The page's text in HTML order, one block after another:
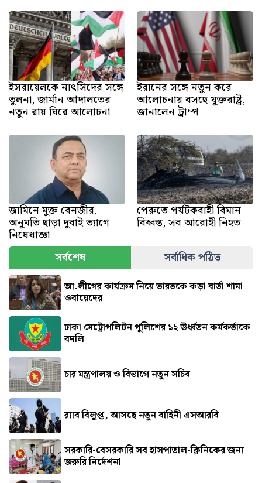
ইসরায়েলকে নাৎসিদের সঙ্গে
তুলনা, জার্মান আদালতের
নতুন রায় ঘিরে আলোচনা
ইরানের সঙ্গে নতুন করে
আলোচনায় বসছে যুক্তরাষ্ট্র,
জানালেন ট্রাম্প
জামিনে মুক্ত বেনজীর,
অনুমতি ছাড়া দুবাই ত্যাগে
নিষেধাজ্ঞা
পেরুতে পর্যটকবাহী বিমান
বিধ্বস্ত, সব আরোহী নিহত
সর্বশেষ সর্বাধিক পঠিত
আ.লীগের কার্যক্রম নিয়ে ভারতকে কড়া বার্তা শামা
ওবায়েদের
ঢাকা মেট্রোপলিটন পুলিশের ১২ ঊর্ধ্বতন কর্মকর্তাকে
বদলি
চার মন্ত্রণালয় ও বিভাগে নতুন সচিব
র‍্যাব বিলুপ্ত, আসছে নতুন বাহিনী এসআরবি
সরকারি-বেসরকারি সব হাসপাতাল-ক্লিনিকের জন্য
জরুরি নির্দেশনা